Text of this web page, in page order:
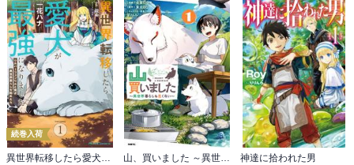
続巻入荷
異世界転移したら愛犬が最強になりました～シルバーフェンリルと俺が異世界暮らしを始めたら～
山、買いました ～異世界暮らしも悪くない～
神達に拾われた男